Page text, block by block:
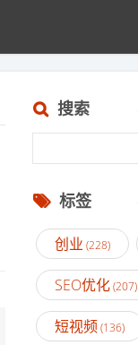
搜索
标签
创业 (228)
SEO优化(207)
短视频(136)